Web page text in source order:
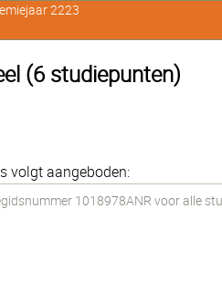
(6 studiepunten)
volgt aangeboden:
1018978ANR voor alle
2223